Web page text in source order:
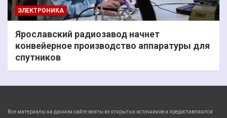
ЭЛЕКТРОНИКА
Ярославский радиозавод начнет
конвейерное производство аппаратуры для
спутников
Все материалы на данном сайте взяты из открытых источников и предоставляются